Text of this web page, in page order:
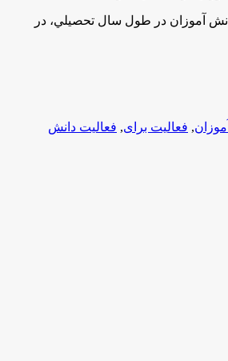
مشغول بودن دانش آموزان در طول سال تحصیلي، در
, فعالیت برای, فعالیت دانش